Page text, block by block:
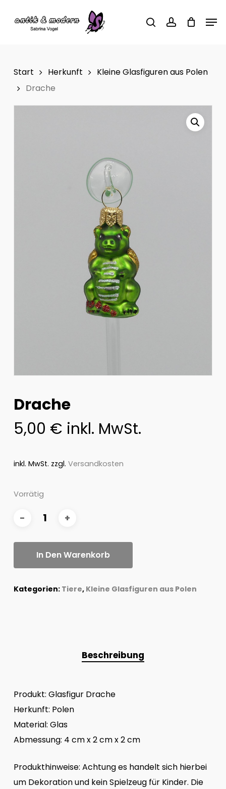
searchaccount
Start Herkunft
Kleine Glasfiguren aus Polen
Drache
Drache
5,00 € inkl. MwSt.
inkl. MwSt. zzgl. Versandkosten
Vorrätig
In Den Warenkorb
Kategorien: Tiere, Kleine Glasfiguren aus Polen
Beschreibung
Produkt: Glasfigur Drache
Herkunft: Polen
Material: Glas
Abmessung: 4 cm x 2 cm x 2 cm
Produkthinweise: Achtung es handelt sich hierbei
um Dekoration und kein Spielzeug für Kinder. Die